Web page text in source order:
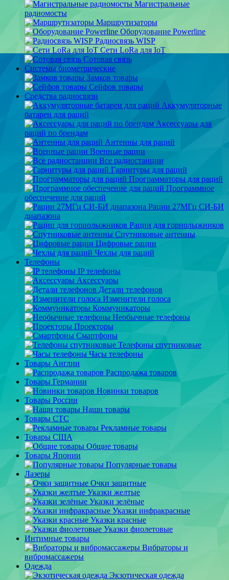
Магистральные
радиомосты
Маршрутизаторы
Оборудование Powerline
Радиосвязь WISP
Сети LoRa для IoT
Сотовая связь
Системы биометрические
Замков товары
Сейфов товары
Средства радиосвязи
Аккумуляторные
батареи для раций
Аксессуары для
раций по брендам
Антенны для раций
Военные рации
Все радиостанции
Гарнитуры для раций
Программаторы для раций
Программное
обеспечение для раций
Рации 27МГц СИ-БИ
диапазона
Рации для горнолыжников
Спутниковые антенны
Цифровые рации
Чехлы для раций
Телефоны
IP телефоны
Аксессуары
Детали телефонов
Изменители голоса
Коммуникаторы
Необычные телефоны
Проекторы
Смартфоны
Телефоны спутниковые
Часы телефоны
Товары Англии
Распродажа товаров
Товары Германии
Новинки товаров
Товары России
Наши товары
Товары СТС
Рекламные товары
Товары США
Общие товары
Товары Японии
Популярные товары
Лазеры
Очки защитные
Указки желтые
Указки зелёные
Указки инфракрасные
Указки красные
Указки фиолетовые
Интимные товары
Вибраторы и
вибромассажеры
Одежда
Экзотическая одежда